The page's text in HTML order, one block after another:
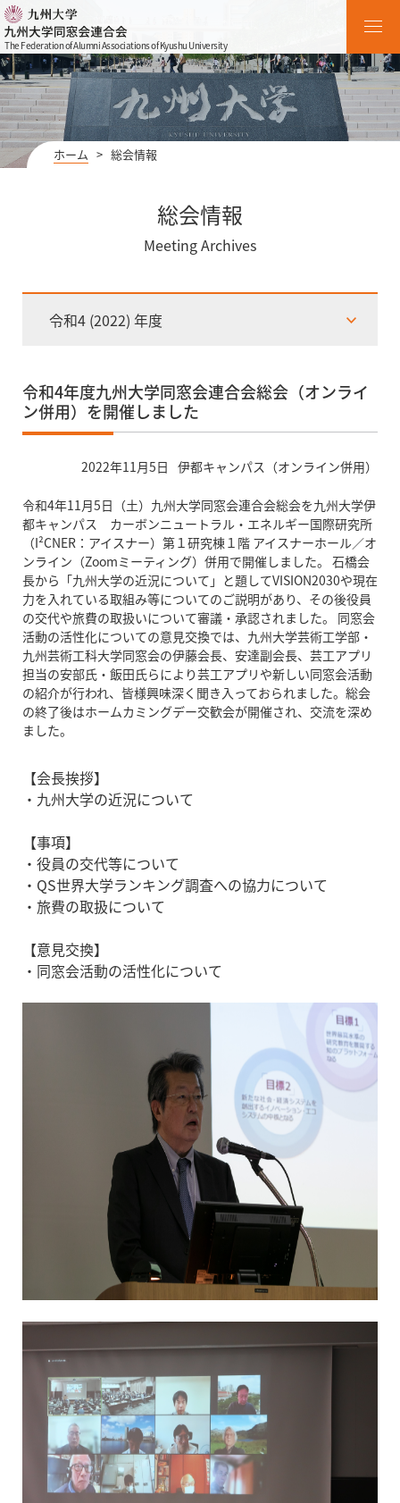
The Federation of Alumni Associations of Kyushu University
ホーム > 総会情報
総会情報
Meeting Archives
令和4 (2022) 年度
令和4年度九州大学同窓会連合会総会（オンライ
ン併用）を開催しました
2022年11月5日 伊都キャンパス（オンライン併用）
令和4年11月5日（土）九州大学同窓会連合会総会を九州大学伊
都キャンパス カーボンニュートラル・エネルギー国際研究所
（I²CNER：アイスナー）第１研究棟１階 アイスナーホール／オ
ンライン（Zoomミーティング）併用で開催しました。 石橋会
長から「九州大学の近況について」と題してVISION2030や現在
力を入れている取組み等についてのご説明があり、その後役員
の交代や旅費の取扱いについて審議・承認されました。 同窓会
活動の活性化についての意見交換では、九州大学芸術工学部・
九州芸術工科大学同窓会の伊藤会長、安達副会長、芸工アプリ
担当の安部氏・飯田氏らにより芸工アプリや新しい同窓会活動
の紹介が行われ、皆様興味深く聞き入っておられました。総会
の終了後はホームカミングデー交歓会が開催され、交流を深め
ました。
【会長挨拶】
・九州大学の近況について
【事項】
・役員の交代等について
・QS世界大学ランキング調査への協力について
・旅費の取扱について
【意見交換】
・同窓会活動の活性化について